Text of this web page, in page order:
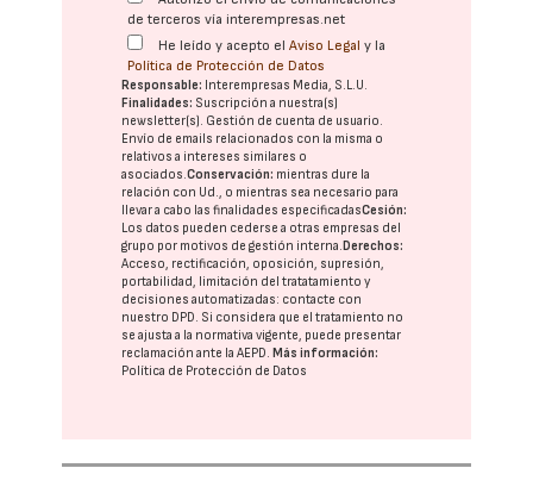
de terceros vía interempresas.net
He leído y acepto elAviso Legal y la
Política de Protección de Datos
Responsable: Interempresas Media, S.L.U.
Finalidades: Suscripción a nuestra(s)
newsletter(s). Gestión de cuenta de usuario.
Envío de emails relacionados con la misma o
relativos a intereses similares o
asociados.Conservación: mientras dure la
relación con Ud., o mientras sea necesario para
llevar a cabo las finalidades especificadasCesión:
Los datos pueden cederse a otras empresas del
grupo por motivos de gestión interna. Derechos:
Acceso, rectificación, oposición, supresión,
portabilidad, limitación del tratatamiento y
decisiones automatizadas: contacte con
nuestro DPD. Si considera que el tratamiento no
se ajusta a la normativa vigente, puede presentar
reclamación ante laAEPD. Más información:
Política de Protección de Datos